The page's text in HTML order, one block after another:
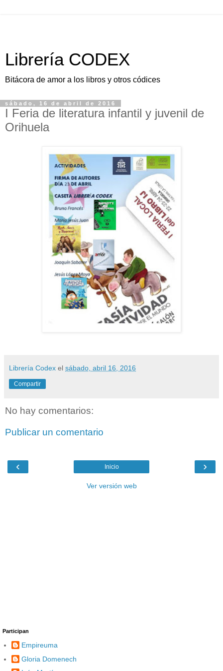
Librería CODEX
Bitácora de amor a los libros y otros códices
sábado, 16 de abril de 2016
I Feria de literatura infantil y juvenil de
Orihuela
Librería Codex el sábado, abril 16, 2016
Compartir
No hay comentarios:
Publicar un comentario
‹ ›
Inicio
Ver versión web
Participan
Empireuma
Gloria Domenech